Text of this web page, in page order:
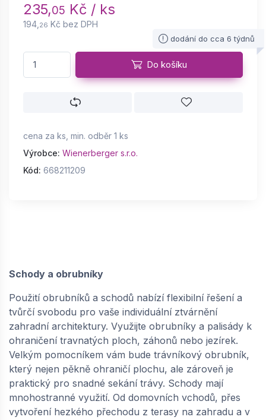
235,05 Kč / ks
194, 26 Kč bez DPH
dodání do cca 6 týdnů
Do košíku
cena za ks, min. odběr 1 ks
Výrobce: Wienerberger s.r.o.
Kód: 668211209
Schody a obrubníky
Použití obrubníků a schodů nabízí flexibilní řešení a
tvůrčí svobodu pro vaše individuální ztvárnění
zahradní architektury. Využijte obrubníky a palisády k
ohraničení travnatých ploch, záhonů nebo jezírek.
Velkým pomocníkem vám bude trávníkový obrubník,
který nejen pěkně ohraničí plochu, ale zároveň je
praktický pro snadné sekání trávy. Schody mají
mnohostranné využití. Od domovních vchodů, přes
vytvoření hezkého přechodu z terasy na zahradu a v